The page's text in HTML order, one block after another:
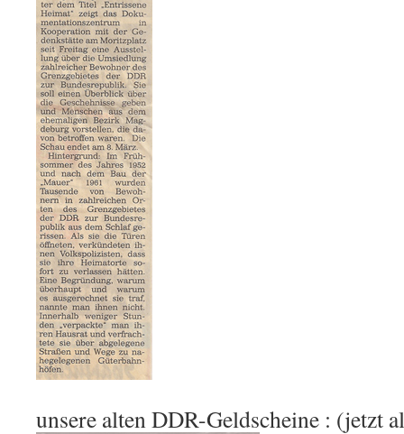
unsere alten DDR-Geldscheine : (jetzt